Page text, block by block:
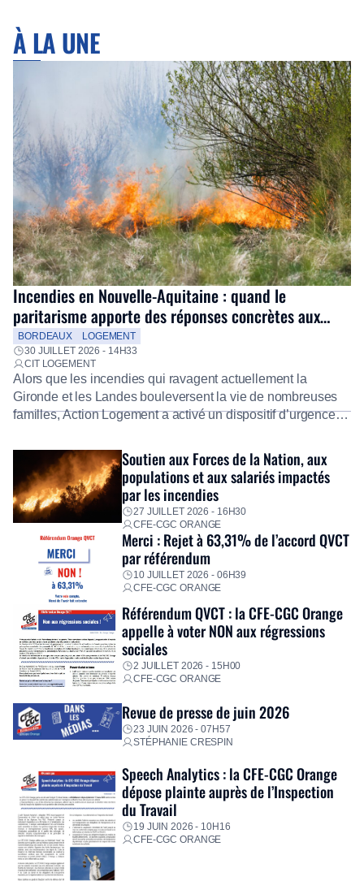
À LA UNE
Incendies en Nouvelle-Aquitaine : quand le
paritarisme apporte des réponses concrètes aux
salariés
BORDEAUX
LOGEMENT
30 JUILLET 2026 - 14H33
CIT LOGEMENT
Alors que les incendies qui ravagent actuellement la
Gironde et les Landes bouleversent la vie de nombreuses
familles, Action Logement a activé un dispositif d’urgence
Fidèle à sa mission d’utilité sociale, le Groupe mobilise
immédiatement ses équipes afin de proposer un diagnostic
personnalisé, des aides financières pour faire face aux
premières dépenses, […]
Soutien aux Forces de la Nation, aux
populations et aux salariés impactés
par les incendies
27 JUILLET 2026 - 16H30
CFE-CGC ORANGE
Merci : Rejet à 63,31% de l’accord QVCT
par référendum
10 JUILLET 2026 - 06H39
CFE-CGC ORANGE
Référendum QVCT : la CFE-CGC Orange
appelle à voter NON aux régressions
sociales
2 JUILLET 2026 - 15H00
CFE-CGC ORANGE
Revue de presse de juin 2026
23 JUIN 2026 - 07H57
STÉPHANIE CRESPIN
Speech Analytics : la CFE-CGC Orange
dépose plainte auprès de l’Inspection
du Travail
19 JUIN 2026 - 10H16
CFE-CGC ORANGE